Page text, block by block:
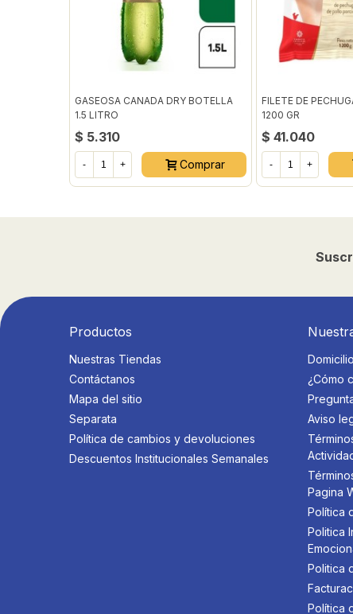
GASEOSA CANADA DRY BOTELLA
1.5 LITRO
$ 5.310
- + Comprar
FILETE DE
1200 GR
$ 41.040
- +
Productos
Nuestras Tiendas
Contáctanos
Mapa del sitio
Separata
Política de cambios y devoluciones
Descuentos Institucionales Semanales
¿Cómo
Aviso
Pagina
Política
Politica
Politica
Política